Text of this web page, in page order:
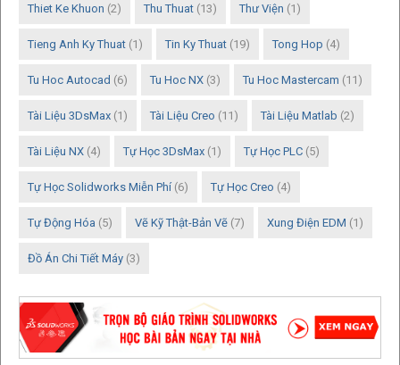
Thiet Ke Khuon (2) Thu Thuat (13) Thư Viện (1)
Tieng Anh Ky Thuat (1) Tin Ky Thuat (19) Tong Hop (4)
Tu Hoc Autocad (6) Tu Hoc NX (3) Tu Hoc Mastercam (11)
Tài Liệu 3DsMax (1) Tài Liệu Creo (11) Tài Liệu Matlab (2)
Tài Liệu NX (4) Tự Học 3DsMax (1) Tự Học PLC (5)
Tự Học Solidworks Miễn Phí (6) Tự Học Creo (4)
Tự Động Hóa (5) Vẽ Kỹ Thật-Bản Vẽ (7) Xung Điện EDM (1)
Đồ Án Chi Tiết Máy (3)